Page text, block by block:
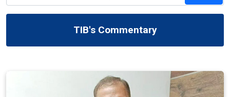
TIB's Commentary